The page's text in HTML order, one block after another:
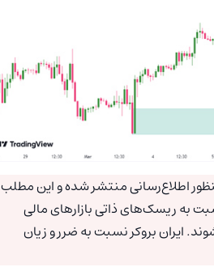
اطلاع‌رسانی منتشر شده و این مطلب
به ریسک‌های ذاتی بازارهای مالی
ایران بروکر نسبت به ضرر و زیان